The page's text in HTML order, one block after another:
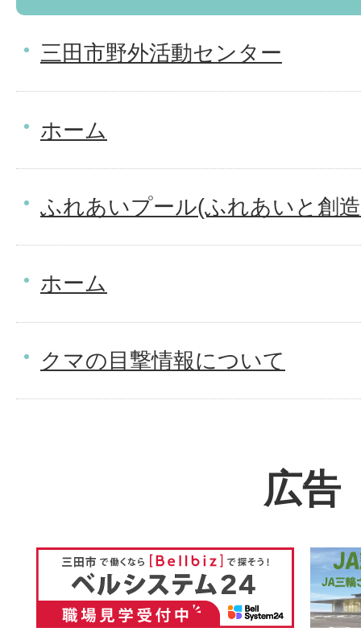
三田市野外活動センター
ホーム
ふれあいプール(ふれあいと創
ホーム
クマの目撃情報について
広告